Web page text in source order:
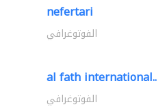
nefertari
الفوتوغرافي
al fath international..
الفوتوغرافي